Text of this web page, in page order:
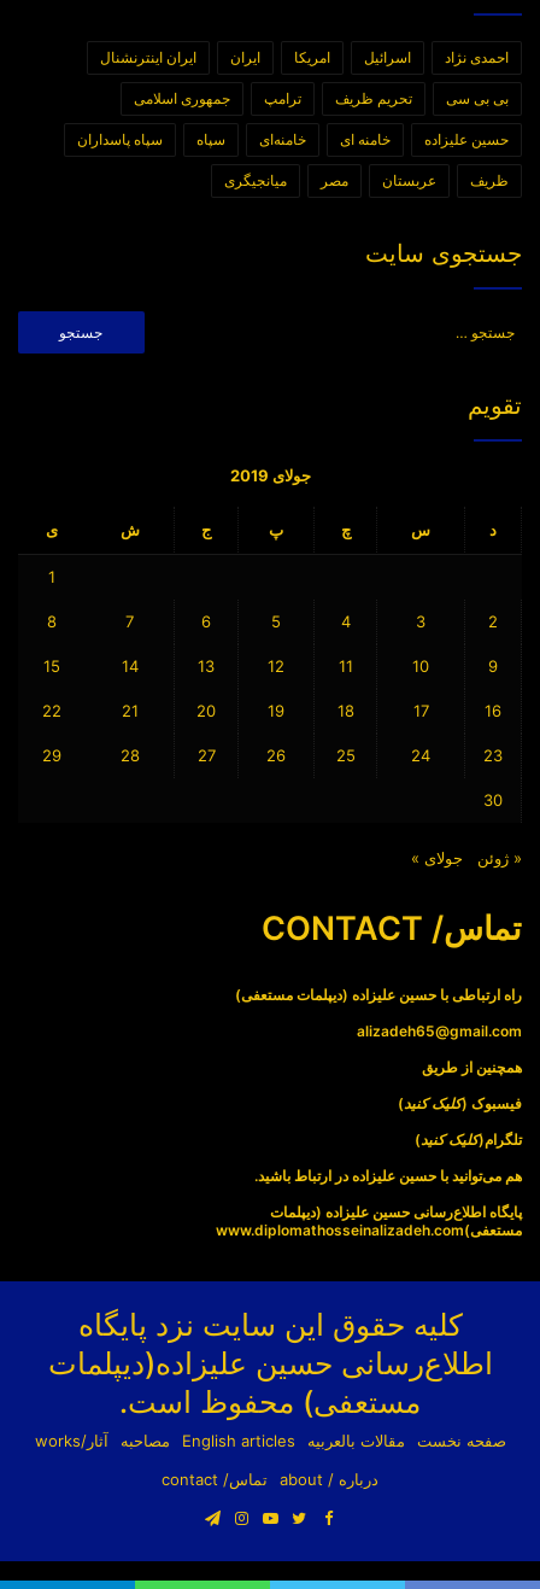
احمدی نژاد اسرائیل امریکا ایران ایران اینترنشنال
بی بی سی تحریم ظریف ترامپ جمهوری اسلامی
حسین علیزاده خامنه ای خامنه‌ای سپاه سپاه پاسداران
ظریف عربستان مصر میانجیگری
جستجوی سایت
تقویم
جولای 2019
د س چ پ ج ش ی
1
2
3
4
5
6
7
8
9
10
11
12
13
14
15
16
17
18
19
20
21
22
23
24
25
26
27
28
29
30
« ژوئن جولای »
تماس/ CONTACT
راه ارتباطی با حسین علیزاده (دیپلمات مستعفی)
alizadeh65@gmail.com
همچنین از طریق
فیسبوک (کلیک کنید)
تلگرام(کلیک کنید)
هم می‌توانید با حسین علیزاده در ارتباط باشید.
پایگاه اطلاع‌رسانی حسین علیزاده (دیپلمات
مستعفی)www.diplomathosseinalizadeh.com
کلیه حقوق این سایت نزد پایگاه
اطلاع‌رسانی حسین علیزاده(دیپلمات
مستعفی) محفوظ است.
صفحه نخست مقالات بالعربیه English articles مصاحبه
آثار/works
درباره / about
تماس/ contact
فیسبوکتوییتریوتیوباینستاگرام
تلگرام